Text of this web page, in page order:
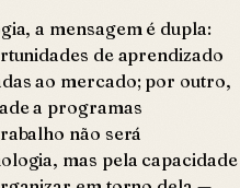
a mensagem é dupla:
de aprendizado
ao mercado; por outro,
a programas
não será
mas pela capacidade